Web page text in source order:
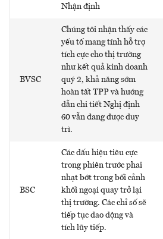
Nhận định
BVSC
Chúng tôi nhận thấy các
yếu tố mang tính hỗ trợ
tích cực cho thị trường
như kết quả kinh doanh
quý 2, khả năng sớm
hoàn tất TPP và hướng
dẫn chi tiết Nghị định
60 vẫn đang được duy
trì.
BSC
Các dấu hiệu tiêu cực
trong phiên trước phai
nhạt bớt trong bối cảnh
khối ngoại quay trở lại
thị trường. Các chỉ số sẽ
tiếp tục dao dộng và
tích lũy tiếp.